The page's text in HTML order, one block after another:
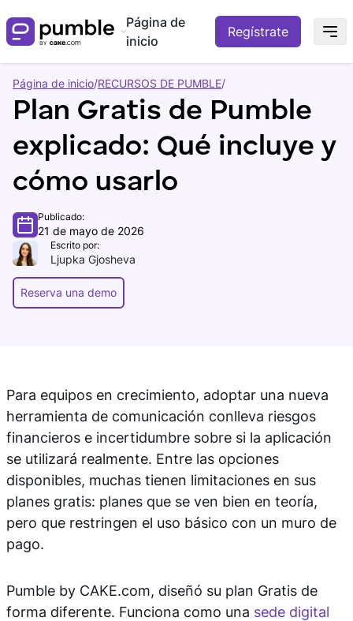
Página de
inicio
Regístrate
Página de inicio/RECURSOS DE PUMBLE/
Plan Gratis de Pumble
explicado: Qué incluye y
cómo usarlo
Publicado:
21 de mayo de 2026
Escrito por:
Ljupka Gjosheva
Reserva una demo
Para equipos en crecimiento, adoptar una nueva
herramienta de comunicación conlleva riesgos
financieros e incertidumbre sobre si la aplicación
se utilizará realmente. Entre las opciones
disponibles, muchas tienen limitaciones en sus
planes gratis: planes que se ven bien en teoría,
pero que restringen el uso básico con un muro de
pago.
Pumble by CAKE.com, diseñó su plan Gratis de
forma diferente. Funciona como una sede digital